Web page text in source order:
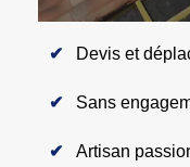
Devis et
Sans
Artisan